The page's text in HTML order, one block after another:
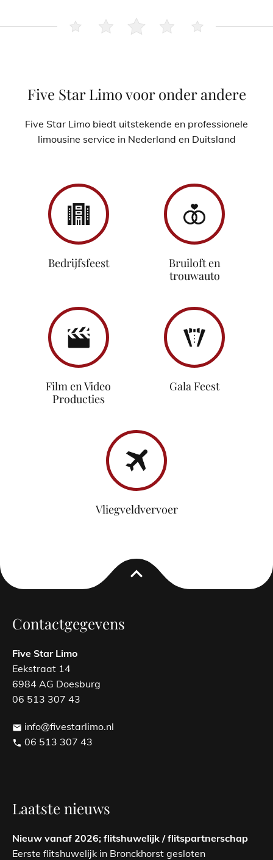
Five Star Limo voor onder andere
Five Star Limo biedt uitstekende en professionele
limousine service in Nederland en Duitsland
Bedrijfsfeest
Bruiloft en
trouwauto
Film en Video
Producties
Gala Feest
Vliegveldvervoer
expand_less
Contactgegevens
Five Star Limo
Eekstraat 14
6984 AG Doesburg
06 513 307 43
email info@fivestarlimo.nl
phone 06 513 307 43
Laatste nieuws
Nieuw vanaf 2026; flitshuwelijk / flitspartnerschap
Eerste flitshuwelijk in Bronckhorst gesloten